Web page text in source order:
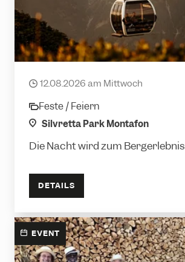
Sonnenfinsternis
date
12.08.2026 am Mittwoch
category
Feste / Feiern
location
Silvretta Park Montafon
Die Nacht wird zum Bergerlebnis
DETAILS
EVENT